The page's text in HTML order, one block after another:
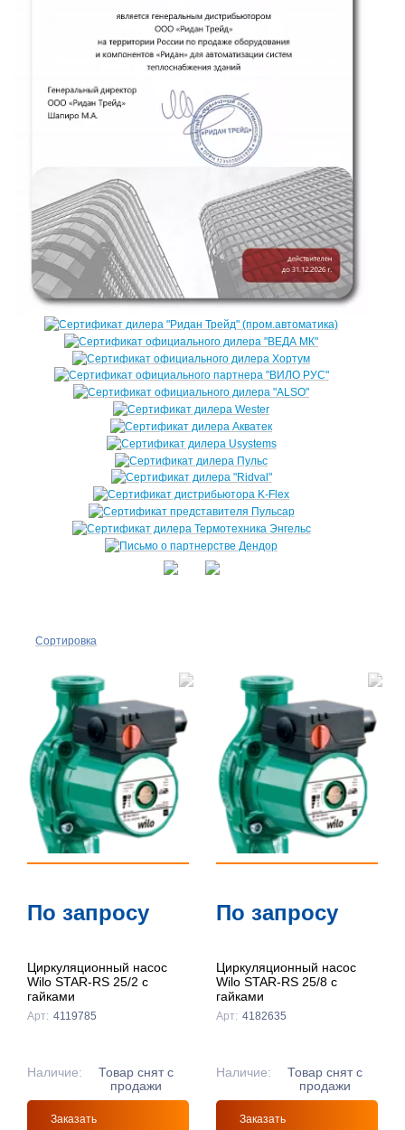
Сортировка
популярности
По цене ↑
По цене ↓
По названию
По запросу
Циркуляционный насос
Wilo STAR-RS 25/2 с
гайками
Арт: 4119785
Наличие:
Товар снят с
продажи
Заказать
По запросу
Циркуляционный насос
Wilo STAR-RS 25/8 с
гайками
Арт: 4182635
Наличие:
Товар снят с
продажи
Заказать